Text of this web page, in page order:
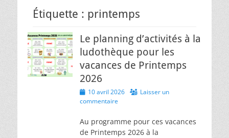
Étiquette : printemps
Le planning d’activités à la
ludothèque pour les
vacances de Printemps
2026
Posted
on
10 avril 2026
Laisser un
commentaire
Au programme pour ces vacances
de Printemps 2026 à la